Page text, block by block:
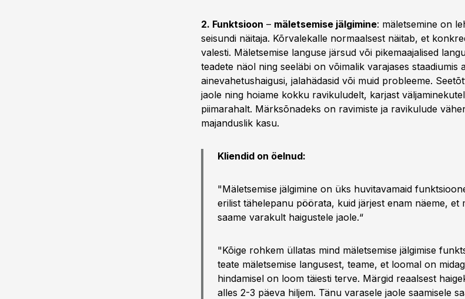
2. Funktsioon – mäletsemise jälgimine: mäletsemine on
seisundi näitaja. Kõrvalekalle normaalsest näitab, et
valesti. Mäletsemise languse järsud või pikemaajalised
teadete näol ning seeläbi on võimalik varajases staadiumis
ainevahetushaigusi, jalahädasid või muid probleeme.
jaole ning hoiame kokku ravikuludelt, karjast
piimarahalt. Märksõnadeks on ravimiste ja ravikulude
majanduslik kasu.
Kliendid on öelnud:
"Mäletsemise jälgimine on üks huvitavamaid
erilist tähelepanu pöörata, kuid järjest enam näeme, et
saame varakult haigustele jaole.“
"Kõige rohkem üllatas mind mäletsemise jälgimise
teate mäletsemise langusest, teame, et loomal on
hindamisel on loom täiesti terve. Märgid reaalsest
alles 2-3 päeva hiljem. Tänu varasele jaole saamisele